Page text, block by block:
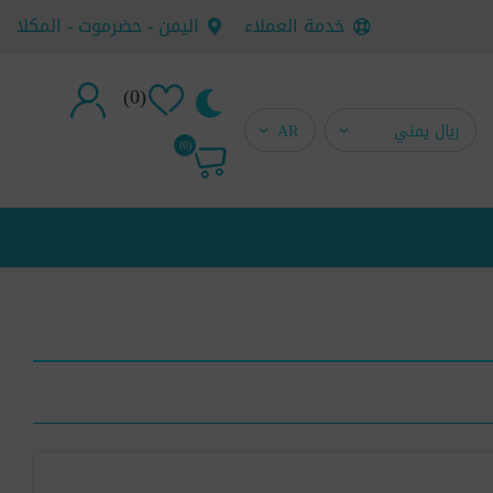
خدمة العملاء اليمن - حضرموت - المكلا
(0)
تسجيل جديد(0)